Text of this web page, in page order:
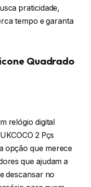
praticidade,
tempo e garanta
Quadrado
relógio digital
2 Pçs
opção que merece
que ajudam a
descansar no